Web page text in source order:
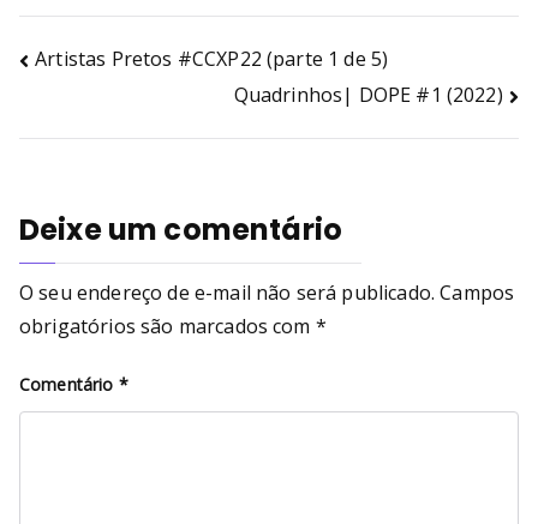
Artistas Pretos #CCXP22 (parte 1 de 5)
Quadrinhos| DOPE #1 (2022)
Deixe um comentário
O seu endereço de e-mail não será publicado. Campos
obrigatórios são marcados com *
Comentário *